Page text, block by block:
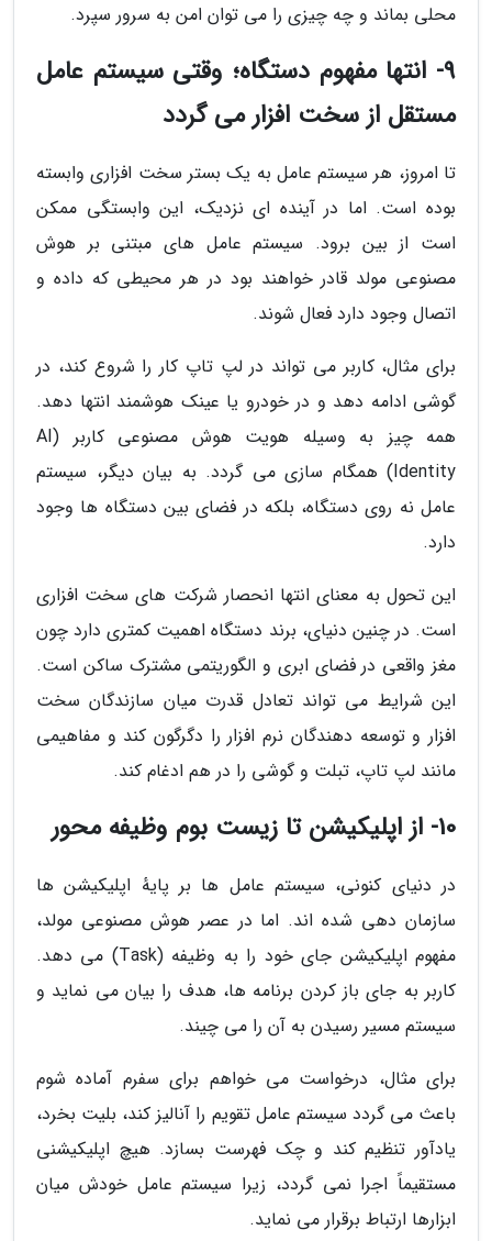
محلی بماند و چه چیزی را می توان امن به سرور سپرد.
9- انتها مفهوم دستگاه؛ وقتی سیستم عامل
مستقل از سخت افزار می گردد
تا امروز، هر سیستم عامل به یک بستر سخت افزاری وابسته
بوده است. اما در آینده ای نزدیک، این وابستگی ممکن
است از بین برود. سیستم عامل های مبتنی بر هوش
مصنوعی مولد قادر خواهند بود در هر محیطی که داده و
اتصال وجود دارد فعال شوند.
برای مثال، کاربر می تواند در لپ تاپ کار را شروع کند، در
گوشی ادامه دهد و در خودرو یا عینک هوشمند انتها دهد.
همه چیز به وسیله هویت هوش مصنوعی کاربر (AI
Identity) همگام سازی می گردد. به بیان دیگر، سیستم
عامل نه روی دستگاه، بلکه در فضای بین دستگاه ها وجود
دارد.
این تحول به معنای انتها انحصار شرکت های سخت افزاری
است. در چنین دنیای، برند دستگاه اهمیت کمتری دارد چون
مغز واقعی در فضای ابری و الگوریتمی مشترک ساکن است.
این شرایط می تواند تعادل قدرت میان سازندگان سخت
افزار و توسعه دهندگان نرم افزار را دگرگون کند و مفاهیمی
مانند لپ تاپ، تبلت و گوشی را در هم ادغام کند.
10- از اپلیکیشن تا زیست بوم وظیفه محور
در دنیای کنونی، سیستم عامل ها بر پایهٔ اپلیکیشن ها
سازمان دهی شده اند. اما در عصر هوش مصنوعی مولد،
مفهوم اپلیکیشن جای خود را به وظیفه (Task) می دهد.
کاربر به جای باز کردن برنامه ها، هدف را بیان می نماید و
سیستم مسیر رسیدن به آن را می چیند.
برای مثال، درخواست می خواهم برای سفرم آماده شوم
باعث می گردد سیستم عامل تقویم را آنالیز کند، بلیت بخرد،
یادآور تنظیم کند و چک فهرست بسازد. هیچ اپلیکیشنی
مستقیماً اجرا نمی گردد، زیرا سیستم عامل خودش میان
ابزارها ارتباط برقرار می نماید.